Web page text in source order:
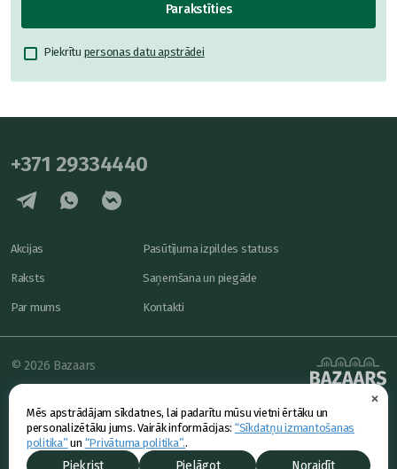
×
Mēs apstrādājam sīkdatnes, lai padarītu mūsu vietni ērtāku un
personalizētāku jums. Vairāk informācijas: “Sīkdatņu izmantošanas
politika” un “Privātuma politika”..
Piekrist Pielāgot Noraidīt
Parakstīties
Piekrītu personas datu apstrādei
+371 29334440
Akcijas
Raksts
Par mums
Pasūtījuma izpildes statuss
Saņemšana un piegāde
Kontakti
powered by
© 2026 Bazaars
Konfidencialitāte
Piedāvājums